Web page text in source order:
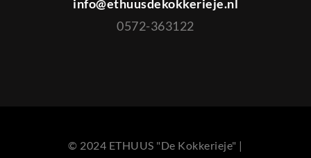
info@ethuusdekokkerieje.nl
0572-363122
© 2024 ETHUUS "De Kokkerieje" |